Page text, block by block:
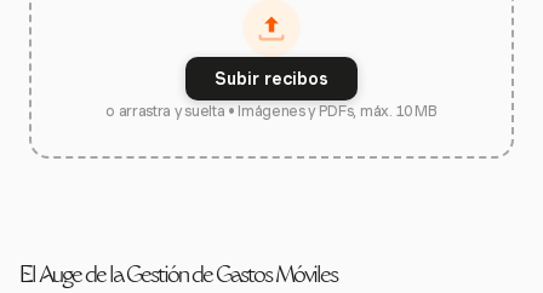
Subir recibos
o arrastra y suelta • Imágenes y PDFs, máx. 10 MB
El Auge de la Gestión de Gastos Móviles